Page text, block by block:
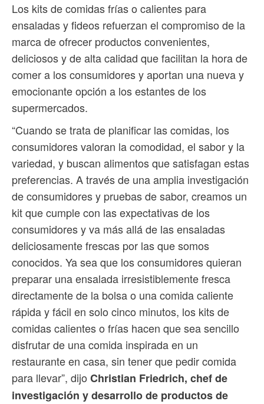
Los kits de comidas frías o calientes para
ensaladas y fideos refuerzan el compromiso de la
marca de ofrecer productos convenientes,
deliciosos y de alta calidad que facilitan la hora de
comer a los consumidores y aportan una nueva y
emocionante opción a los estantes de los
supermercados.
“Cuando se trata de planificar las comidas, los
consumidores valoran la comodidad, el sabor y la
variedad, y buscan alimentos que satisfagan estas
preferencias. A través de una amplia investigación
de consumidores y pruebas de sabor, creamos un
kit que cumple con las expectativas de los
consumidores y va más allá de las ensaladas
deliciosamente frescas por las que somos
conocidos. Ya sea que los consumidores quieran
preparar una ensalada irresistiblemente fresca
directamente de la bolsa o una comida caliente
rápida y fácil en solo cinco minutos, los kits de
comidas calientes o frías hacen que sea sencillo
disfrutar de una comida inspirada en un
restaurante en casa, sin tener que pedir comida
para llevar”, dijo Christian Friedrich, chef de
investigación y desarrollo de productos de